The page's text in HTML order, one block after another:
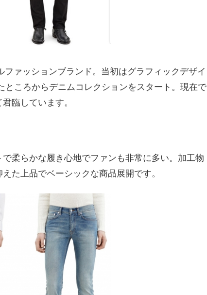
ァッションブランド。当初はグラフィックデザイ
ころからデニムコレクションをスタート。現在で
臨しています。
柔らかな履き心地でファンも非常に多い。加工物
た上品でベーシックな商品展開です。